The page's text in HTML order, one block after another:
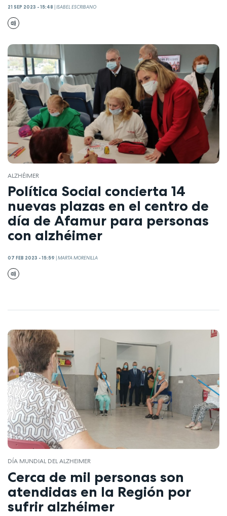
21 SEP 2023 - 15:48 |ISABEL ESCRIBANO
ALZHÉIMER
Política Social concierta 14
nuevas plazas en el centro de
día de Afamur para personas
con alzhéimer
07 FEB 2023 - 15:59 |MARTA MORENILLA
DÍA MUNDIAL DEL ALZHEIMER
Cerca de mil personas son
atendidas en la Región por
sufrir alzhéimer